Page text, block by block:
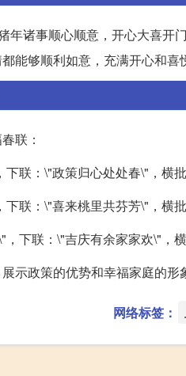
年诸事顺心顺意，开心大喜
能够顺利如意，充满开心和喜
联：
联：\"政策归心处处春\"，横批
联：\"喜来桃里共芬芳\"，横批
下联：\"吉庆有余家家欢\"，横
示政策的优势和幸福家庭的形
网络标签：